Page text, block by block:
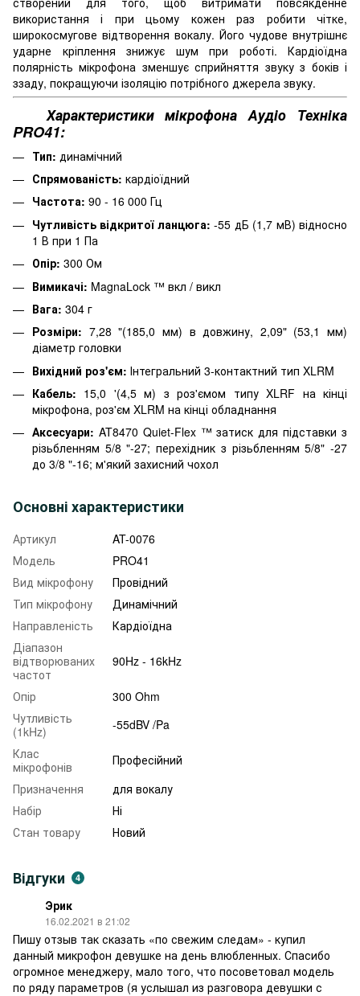
використання і при цьому кожен раз робити чітке,
широкосмугове відтворення вокалу. Його чудове внутрішнє
ударне кріплення знижує шум при роботі.
Кардіоїдна
полярність мікрофона зменшує сприйняття звуку з боків і
ззаду, покращуючи ізоляцію потрібного джерела звуку.
Характеристики мікрофона Аудіо Техніка
PRO41:
Тип: динамічний
Спрямованість: кардіоїдний
Частота: 90 - 16 000 Гц
Чутливість відкритої ланцюга: -55 дБ (1,7 мВ) відносно
1 В при 1 Па
Опір: 300 Ом
Вимикачі: MagnaLock ™ вкл / викл
Вага: 304 г
Розміри: 7,28 "(185,0 мм) в довжину, 2,09" (53,1 мм)
діаметр головки
Вихідний роз'єм: Інтегральний 3-контактний тип XLRM
Кабель: 15,0 '(4,5 м) з роз'ємом типу XLRF на кінці
мікрофона, роз'єм XLRM на кінці обладнання
Аксесуари: AT8470 Quiet-Flex ™ затиск для підставки з
різьбленням 5/8 "-27; перехідник з різьбленням 5/8" -27
до 3/8 "-16; м'який захисний чохол
Основні характеристики
Артикул
AT-0076
Модель
PRO41
Вид мікрофону
Провідний
Тип мікрофону
Динамічний
Направленість
Кардіоїдна
Діапазон
відтворюваних
частот
90Hz - 16kHz
Опір
300 Ohm
Чутливість
(1kHz)
-55dBV /Pa
Клас
мікрофонів
Професійний
Призначення
для вокалу
Набір
Ні
Стан товару
Новий
Відгуки 4
Эрик
16.02.2021 в 21:02
Пишу отзыв так сказать «по свежим следам» - купил
данный микрофон девушке на день влюбленных. Спасибо
огромное менеджеру, мало того, что посоветовал модель
по ряду параметров (я услышал из разговора девушки с